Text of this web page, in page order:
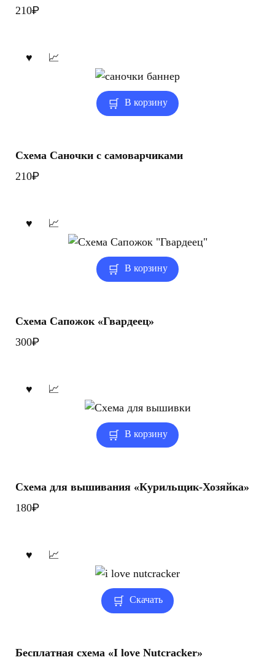
210₽
В корзину
Схема Саночки с самоварчиками
210₽
В корзину
Схема Сапожок «Гвардеец»
300₽
В корзину
Схема для вышивания «Курильщик-Хозяйка»
180₽
Скачать
Бесплатная схема «I love Nutcracker»